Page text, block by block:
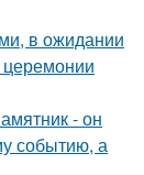
в ожидании
- он
событию, а